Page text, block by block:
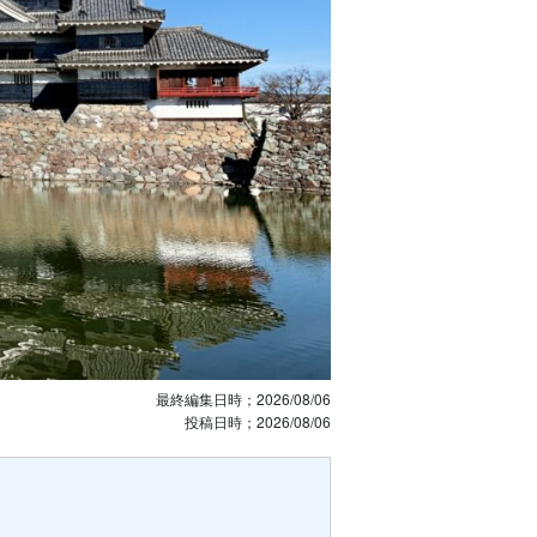
最終編集日時； 2026/08/06
投稿日時； 2026/08/06